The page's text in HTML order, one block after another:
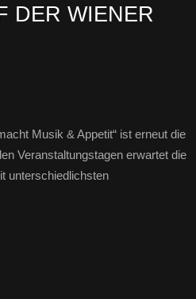
DER WIENER
Musik & Appetit“ ist erneut die
Veranstaltungstagen erwartet die
unterschiedlichsten